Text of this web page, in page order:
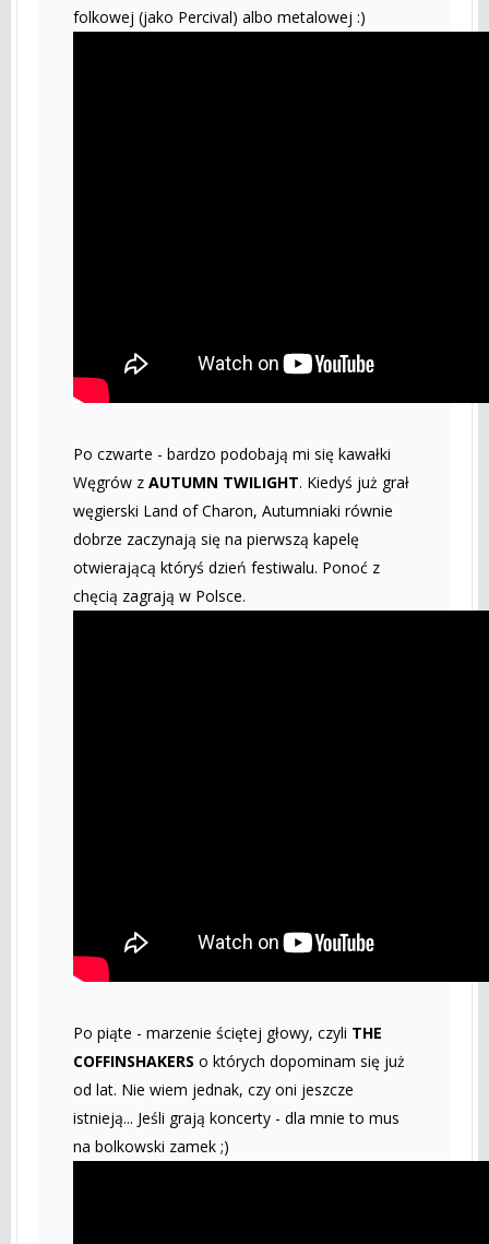
folkowej (jako Percival) albo metalowej :)
Po czwarte - bardzo podobają mi się kawałki
Węgrów z AUTUMN TWILIGHT. Kiedyś już grał
węgierski Land of Charon, Autumniaki równie
dobrze zaczynają się na pierwszą kapelę
otwierającą któryś dzień festiwalu. Ponoć z
chęcią zagrają w Polsce.
Po piąte - marzenie ściętej głowy, czyli THE
COFFINSHAKERS o których dopominam się już
od lat. Nie wiem jednak, czy oni jeszcze
istnieją... Jeśli grają koncerty - dla mnie to mus
na bolkowski zamek ;)